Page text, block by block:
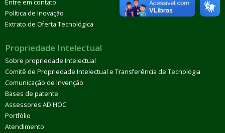
Entre em contato
Política de Inovação
Extrato de Oferta Tecnológica
Propriedade Intelectual
Sobre propriedade Intelectual
Comitê de Propriedade Intelectual e Transferência de Tecnologia
Comunicação de Invenção
Bases de patente
Assessores AD HOC
Portfólio
Atendimento